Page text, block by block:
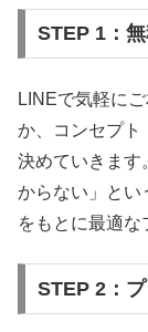
STEP 1：
LINEで気軽に
か、コンセプト
決めていきます
からない」とい
をもとに最適な
STEP 2：